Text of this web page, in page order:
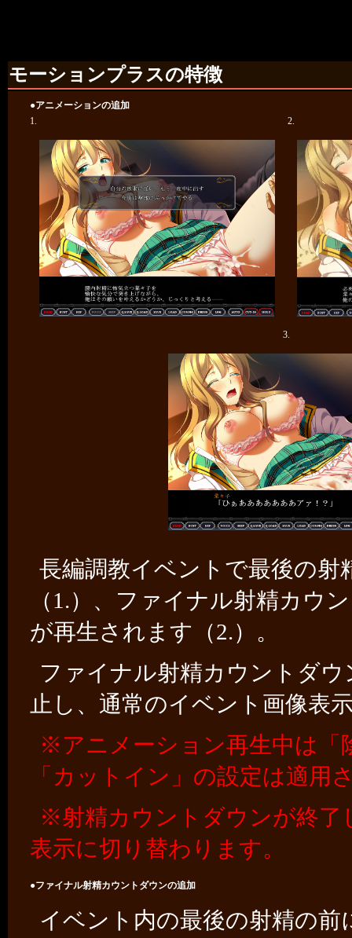
モーションプラスの特徴
●アニメーションの追加
1.
2.
3.
長編調教イベントで最後の射
（1.）、ファイナル射精カウ
が再生されます（2.）。
ファイナル射精カウントダ
止し、通常のイベント画像表
※アニメーション再生中は「
「カットイン」の設定は適用
※射精カウントダウンが終了
表示に切り替わります。
●ファイナル射精カウントダウンの追加
イベント内の最後の射精の